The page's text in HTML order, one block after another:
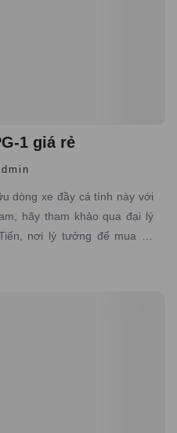
1 giá rẻ
dòng xe đầy cá tính này với
hãy tham khảo qua đại lý
nơi lý tưởng để mua xe